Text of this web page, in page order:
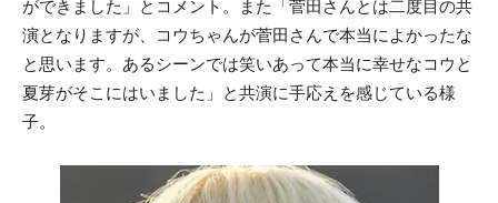
ができました」とコメント。また「菅田さんとは二度目の共
演となりますが、コウちゃんが菅田さんで本当によかったな
と思います。あるシーンでは笑いあって本当に幸せなコウと
夏芽がそこにはいました」と共演に手応えを感じている様
子。